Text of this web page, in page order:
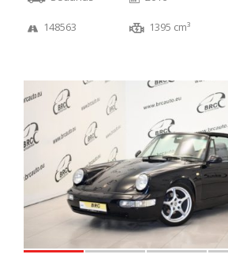
148563 1395 cm³
59